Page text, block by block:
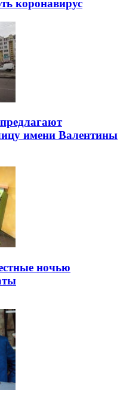
коронавирус
имени Валентины
ночью